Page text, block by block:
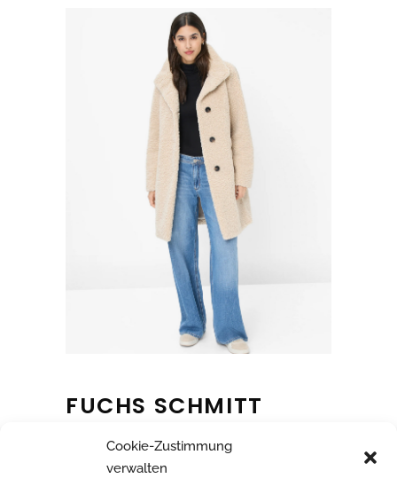
Cookie-Zustimmung
verwalten
FUCHS SCHMITT